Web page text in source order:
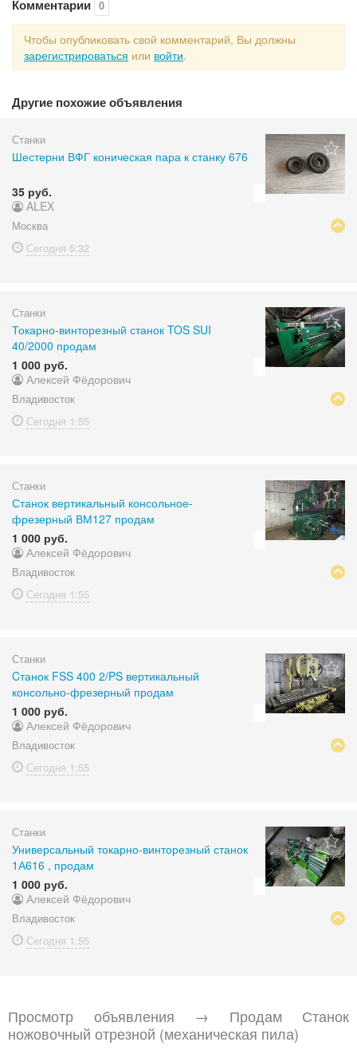
Комментарии 0
Чтобы опубликовать свой комментарий, Вы должны
зарегистрироваться или войти.
Другие похожие объявления
Станки
Шестерни ВФГ коническая пара к станку 676
35 руб.
ALEX
Москва
Сегодня 5:32
Станки
Токарно-винторезный станок TOS SUI
40/2000 продам
1 000 руб.
Алексей Фёдорович
Владивосток
Сегодня 1:55
Станки
Станок вертикальный консольное-
фрезерный ВМ127 продам
1 000 руб.
Алексей Фёдорович
Владивосток
Сегодня 1:55
Станки
Cтанок FSS 400 2/PS вертикальный
консольно-фрезерный продам
1 000 руб.
Алексей Фёдорович
Владивосток
Сегодня 1:55
Станки
Универсальный токарно-винторезный станок
1А616 , продам
1 000 руб.
Алексей Фёдорович
Владивосток
Сегодня 1:55
Просмотр объявления → Продам Станок
ножовочный отрезной (механическая пила)